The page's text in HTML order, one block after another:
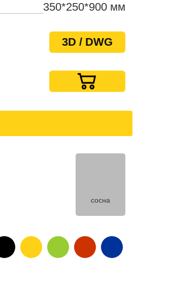
350*250*900 мм
3D / DWG
сосна